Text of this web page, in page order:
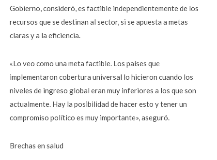
Gobierno, consideró, es factible independientemente de los
recursos que se destinan al sector, si se apuesta a metas
claras y a la eficiencia.
«Lo veo como una meta factible. Los países que
implementaron cobertura universal lo hicieron cuando los
niveles de ingreso global eran muy inferiores a los que son
actualmente. Hay la posibilidad de hacer esto y tener un
compromiso político es muy importante», aseguró.
Brechas en salud